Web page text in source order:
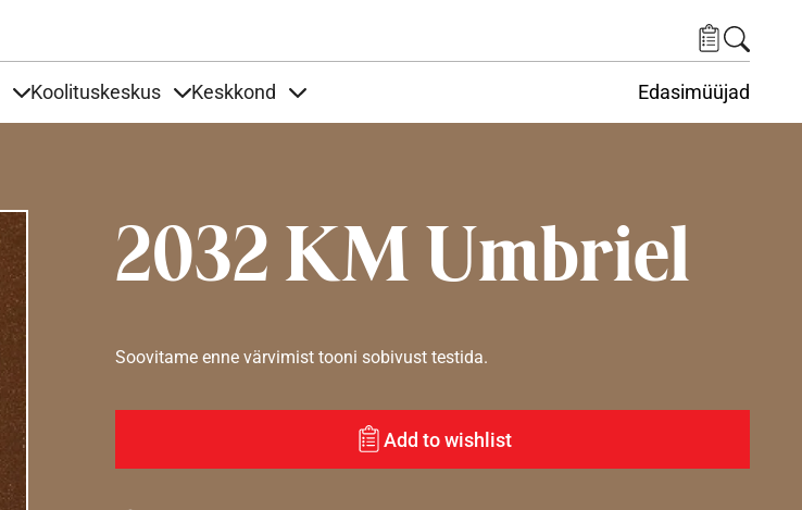
Koolituskeskus Keskkond Edasimüüjad
2032 KM Umbriel
Soovitame enne värvimist tooni sobivust testida.
Add to wishlist